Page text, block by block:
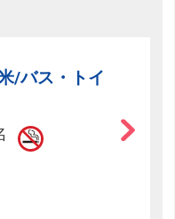
/バス・トイ